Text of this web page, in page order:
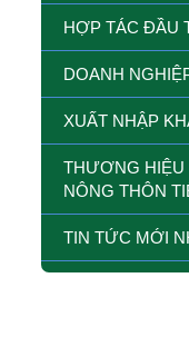
HỢP TÁC ĐẦU
DOANH
XUẤT NHẬP
THƯƠNG HIỆU
NÔNG THÔN
TIN TỨC MỚI